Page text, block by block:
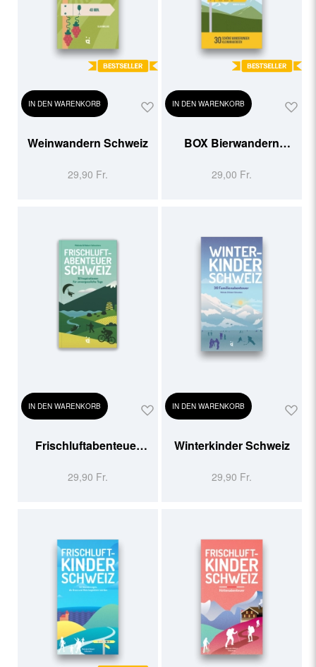
IN DEN WARENKORB
Weinwandern Schweiz
29,90 Fr.
IN DEN WARENKORB
BOX Bierwandern
29,00 Fr.
IN DEN WARENKORB
Frischluftabenteuer
29,90 Fr.
IN DEN WARENKORB
Winterkinder Schweiz
29,90 Fr.